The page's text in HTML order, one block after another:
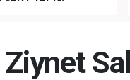
Ziynet